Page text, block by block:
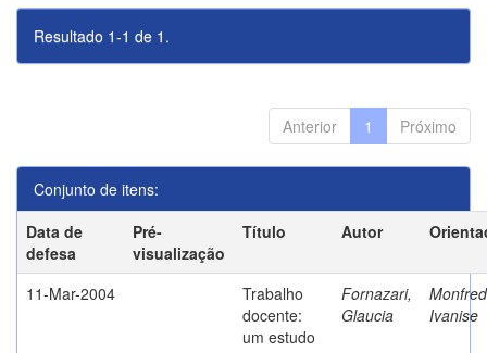
Resultado 1-1 de 1.
Anterior 1 Próximo
Conjunto de itens:
Data de
defesa
Pré-
visualização
Título Autor
11-Mar-2004
Trabalho
docente:
um estudo
Fornazari,
Glaucia
Ivanise